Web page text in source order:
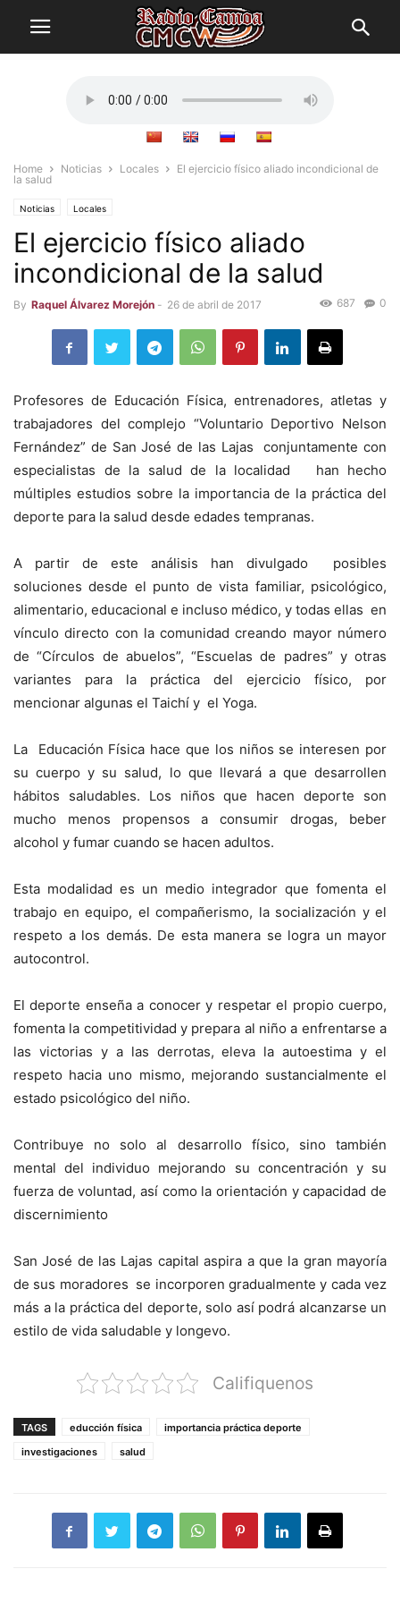
Home Noticias Locales
El ejercicio físico aliado incondicional de
la salud
Noticias Locales
El ejercicio físico aliado
incondicional de la salud
By Raquel Álvarez Morejón - 26 de abril de 2017 0
687
Profesores de Educación Física, entrenadores, atletas y
trabajadores del complejo “Voluntario Deportivo Nelson
Fernández” de San José de las Lajas conjuntamente con
especialistas de la salud de la localidad han hecho
múltiples estudios sobre la importancia de la práctica del
deporte para la salud desde edades tempranas.
A partir de este análisis han divulgado posibles
soluciones desde el punto de vista familiar, psicológico,
alimentario, educacional e incluso médico, y todas ellas en
vínculo directo con la comunidad creando mayor número
de “Círculos de abuelos”, “Escuelas de padres” y otras
variantes para la práctica del ejercicio físico, por
mencionar algunas el Taichí y el Yoga.
La Educación Física hace que los niños se interesen por
su cuerpo y su salud, lo que llevará a que desarrollen
hábitos saludables. Los niños que hacen deporte son
mucho menos propensos a consumir drogas, beber
alcohol y fumar cuando se hacen adultos.
Esta modalidad es un medio integrador que fomenta el
trabajo en equipo, el compañerismo, la socialización y el
respeto a los demás. De esta manera se logra un mayor
autocontrol.
El deporte enseña a conocer y respetar el propio cuerpo,
fomenta la competitividad y prepara al niño a enfrentarse a
las victorias y a las derrotas, eleva la autoestima y el
respeto hacia uno mismo, mejorando sustancialmente el
estado psicológico del niño.
Contribuye no solo al desarrollo físico, sino también
mental del individuo mejorando su concentración y su
fuerza de voluntad, así como la orientación y capacidad de
discernimiento
San José de las Lajas capital aspira a que la gran mayoría
de sus moradores se incorporen gradualmente y cada vez
más a la práctica del deporte, solo así podrá alcanzarse un
estilo de vida saludable y longevo.
Califiquenos
TAGS educción física
importancia práctica deporte
investigaciones
salud